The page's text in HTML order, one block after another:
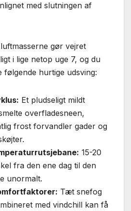
med slutningen af
gør vejret
i lige netop uge 7, og du
hurtige udsving:
Et pludseligt mildt
overfladesneen,
frost forvandler gader og
15-20
fra den ene dag til den
unormalt.
Tæt snefog
med vindchill kan få